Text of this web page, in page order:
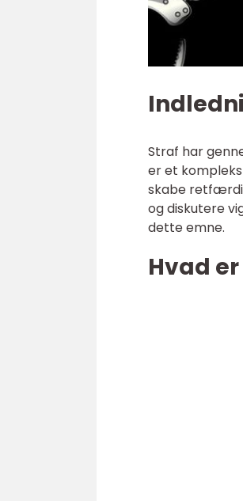
Straf har
er et
skabe
og diskutere
dette emne.
Hvad